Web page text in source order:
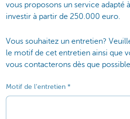
vous proposons un service adapté
investir à partir de 250.000 euro.
Vous souhaitez un entretien?
le motif de cet entretien ainsi que
vous contacterons dès que
Motif de l'entretien